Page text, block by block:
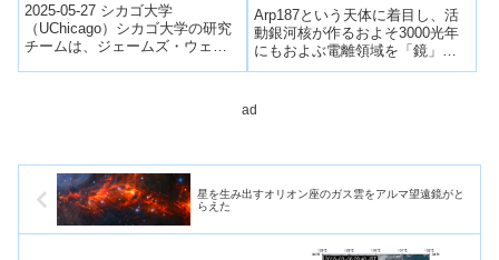
the universe’s expansion
suggests resolution of a
conflic)
2025-05-27 シカゴ大学
（UChicago）シカゴ大学の研究
チームは、ジェームズ・ウェッ
Arp187という天体に着目し、活
動銀河核が作るおよそ3000光年
にもおよぶ電離領域を「鏡」と
して利用することで、3000年ほ
動銀河核の光度を見積もった。
分の１以下に暗くなったことが
成功した。
ad
星を生み出すオリオン座のガス雲をアルマ望遠鏡がと
らえた